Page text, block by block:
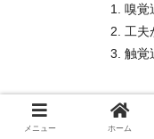
嗅覚
工夫
触覚
メニュー ホーム